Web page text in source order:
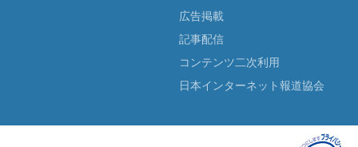
広告掲載
記事配信
コンテンツ二次利用
日本インターネット報道協会